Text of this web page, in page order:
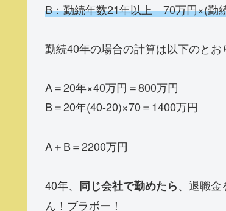
B：勤続年数21年以上 70万円×(勤
勤続40年の場合の計算は以下のとお
A＝20年×40万円＝800万円
B＝20年(40-20)×70＝1400万円
A＋B＝2200万円
40年、 同じ会社で勤めたら、退職
ん！ブラボー！